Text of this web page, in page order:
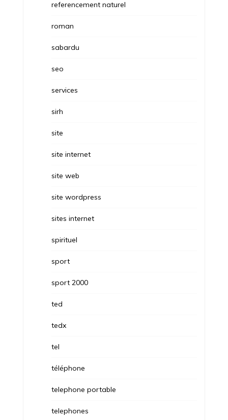
referencement naturel
roman
sabardu
seo
services
sirh
site
site internet
site web
site wordpress
sites internet
spirituel
sport
sport 2000
ted
tedx
tel
téléphone
telephone portable
telephones